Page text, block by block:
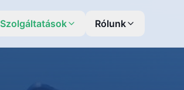
Szolgáltatások Rólunk